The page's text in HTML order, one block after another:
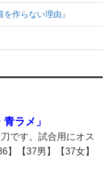
作らない理由』
ラメ」
です。試合用にオス
】【37男】【37女】